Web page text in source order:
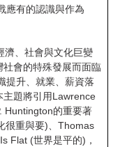
應有的認識與作為
、社會與文化巨變
會的特殊發展而面臨
提升、就業、薪資落
主題將引用Lawrence
Huntington的重要著
很重與要)、Thomas
Flat (世界是平的)，